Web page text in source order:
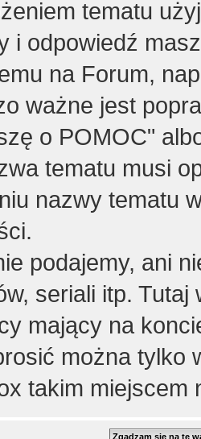
tematu
i odpowiedź
na Forum,
ważne jest
o POMOC"
tematu musi
nazwy tematu
podajemy, ani
seriali itp. Tutaj
mający na
można tylko
takim miejscem